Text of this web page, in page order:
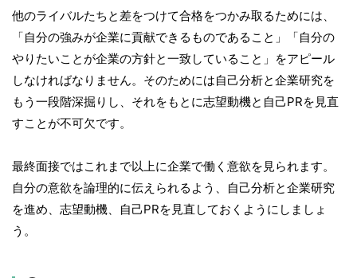
他のライバルたちと差をつけて合格をつかみ取るためには、
「自分の強みが企業に貢献できるものであること」「自分の
やりたいことが企業の方針と一致していること」をアピール
しなければなりません。そのためには自己分析と企業研究を
もう一段階深掘りし、それをもとに志望動機と自己PRを見直
すことが不可欠です。
最終面接ではこれまで以上に企業で働く意欲を見られます。
自分の意欲を論理的に伝えられるよう、自己分析と企業研究
を進め、志望動機、自己PRを見直しておくようにしましょ
う。